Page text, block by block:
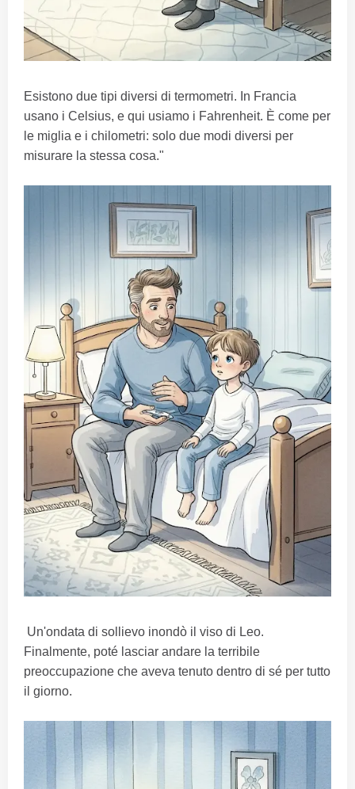
Esistono due tipi diversi di termometri. In Francia
usano i Celsius, e qui usiamo i Fahrenheit. È come per
le miglia e i chilometri: solo due modi diversi per
misurare la stessa cosa."
Un'ondata di sollievo inondò il viso di Leo.
Finalmente, poté lasciar andare la terribile
preoccupazione che aveva tenuto dentro di sé per tutto
il giorno.